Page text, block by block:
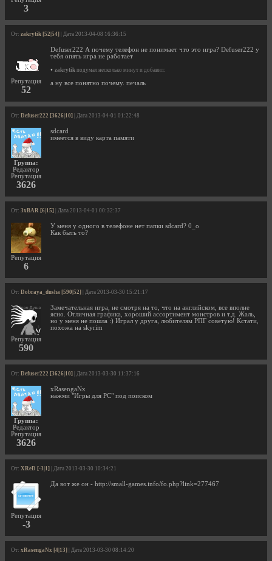
3
От: zakrytik [52|54] | Дата 2013-04-08 16:36:15
Репутация
52
Defuser222 А почему телефон не понимает что это игра? Defuser222 у
тебя опять игра не работает
• zakrytik подумал несколько минут и добавил:
а ну все понятно почему. печаль
От: Defuser222 [3626|10] | Дата 2013-04-01 01:22:48
Группа:
Редактор
Репутация
3626
sdcard
имеется в виду карта памяти
От: 3xBAR [6|15] | Дата 2013-04-01 00:32:37
Репутация
6
У меня у одного в телефоне нет папки sdcard? 0_о
Как быть то?
От: Dobraya_dusha [590|52] | Дата 2013-03-30 15:21:17
Репутация
590
Замечательная игра, не смотря на то, что на английском, все вполне
ясно. Отличная графика, хороший ассортимент монстров и т.д. Жаль,
но у меня не пошла :) Играл у друга, любителям РПГ советую! Кстати,
похожа на skyrim
От: Defuser222 [3626|10] | Дата 2013-03-30 11:37:16
Группа:
Редактор
Репутация
3626
xRasengaNx
нажми "Игры для PC" под поиском
От: XReD [-3|1] | Дата 2013-03-30 10:34:21
Репутация
-3
Да вот же он - http://small-games.info/fo.php?link=277467
От: xRasengaNx [4|13] | Дата 2013-03-30 08:14:20